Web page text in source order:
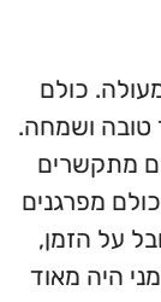
כולם
טובה ושמחה.
מתקשרים
מפרגנים
על הזמן,
היה מאוד